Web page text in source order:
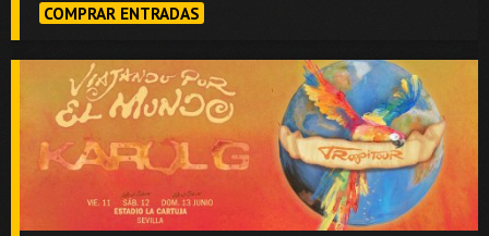
COMPRAR ENTRADAS